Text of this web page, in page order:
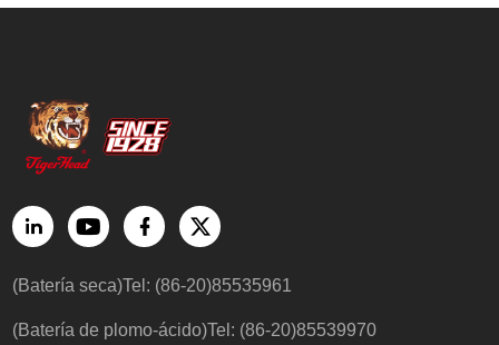
(Batería seca)Tel: (86-20)85535961
(Batería de plomo-ácido)Tel: (86-20)85539970